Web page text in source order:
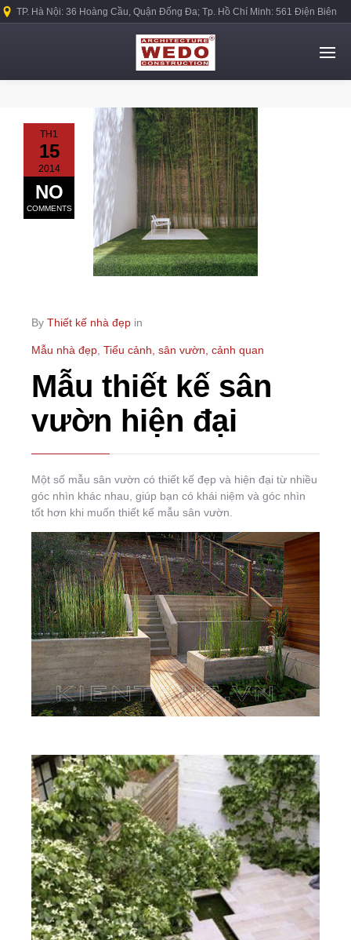
TP. Hà Nội: 36 Hoàng Cầu, Quận Đống Đa; Tp. Hồ Chí Minh: 561 Điện Biên
TH1
15
2014
NO
COMMENTS
By Thiết kế nhà đẹp in
Mẫu nhà đẹp Tiểu cảnh, sân vườn, cảnh quan
Mẫu thiết kế sân
vườn hiện đại
Một số mẫu sân vườn có thiết kế đẹp và hiện đại từ nhiều
góc nhìn khác nhau, giúp bạn có khái niệm và góc nhìn
tốt hơn khi muốn thiết kế mẫu sân vườn.